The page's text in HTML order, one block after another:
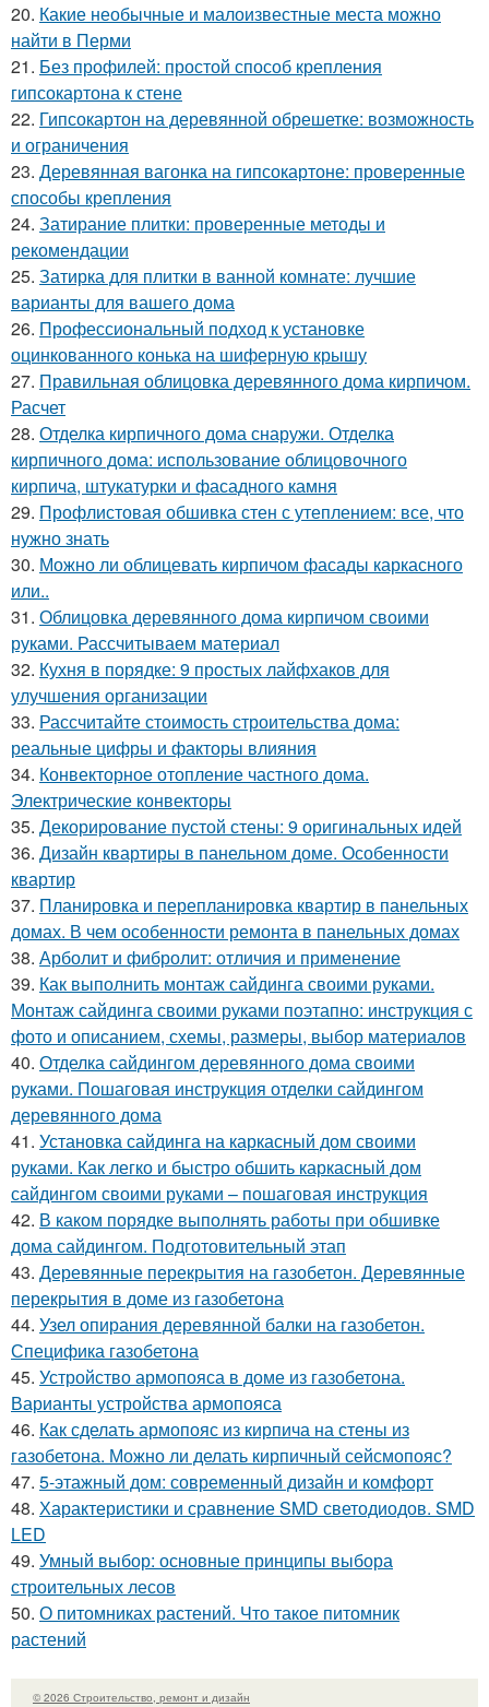
20. Какие необычные и малоизвестные места можно
найти в Перми
21. Без профилей: простой способ крепления
гипсокартона к стене
22. Гипсокартон на деревянной обрешетке: возможность
и ограничения
23. Деревянная вагонка на гипсокартоне: проверенные
способы крепления
24. Затирание плитки: проверенные методы и
рекомендации
25. Затирка для плитки в ванной комнате: лучшие
варианты для вашего дома
26. Профессиональный подход к установке
оцинкованного конька на шиферную крышу
27. Правильная облицовка деревянного дома кирпичом.
Расчет
28. Отделка кирпичного дома снаружи. Отделка
кирпичного дома: использование облицовочного
кирпича, штукатурки и фасадного камня
29. Профлистовая обшивка стен с утеплением: все, что
нужно знать
30. Можно ли облицевать кирпичом фасады каркасного
или..
31. Облицовка деревянного дома кирпичом своими
руками. Рассчитываем материал
32. Кухня в порядке: 9 простых лайфхаков для
улучшения организации
33. Рассчитайте стоимость строительства дома:
реальные цифры и факторы влияния
34. Конвекторное отопление частного дома.
Электрические конвекторы
35. Декорирование пустой стены: 9 оригинальных идей
36. Дизайн квартиры в панельном доме. Особенности
квартир
37. Планировка и перепланировка квартир в панельных
домах. В чем особенности ремонта в панельных домах
38. Арболит и фибролит: отличия и применение
39. Как выполнить монтаж сайдинга своими руками.
Монтаж сайдинга своими руками поэтапно: инструкция с
фото и описанием, схемы, размеры, выбор материалов
40. Отделка сайдингом деревянного дома своими
руками. Пошаговая инструкция отделки сайдингом
деревянного дома
41. Установка сайдинга на каркасный дом своими
руками. Как легко и быстро обшить каркасный дом
сайдингом своими руками – пошаговая инструкция
42. В каком порядке выполнять работы при обшивке
дома сайдингом. Подготовительный этап
43. Деревянные перекрытия на газобетон. Деревянные
перекрытия в доме из газобетона
44. Узел опирания деревянной балки на газобетон.
Специфика газобетона
45. Устройство армопояса в доме из газобетона.
Варианты устройства армопояса
46. Как сделать армопояс из кирпича на стены из
газобетона. Можно ли делать кирпичный сейсмопояс?
47. 5-этажный дом: современный дизайн и комфорт
48. Характеристики и сравнение SMD светодиодов. SMD
LED
49. Умный выбор: основные принципы выбора
строительных лесов
50. О питомниках растений. Что такое питомник
растений
© 2026 Строительство, ремонт и дизайн